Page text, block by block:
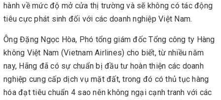
hành về mức độ mở cửa thị trường và sẽ không có tác động
tiêu cực phát sinh đối với các doanh nghiệp Việt Nam.
Ông Đặng Ngọc Hòa, Phó tổng giám đốc Tổng công ty Hàng
không Việt Nam (Vietnam Airlines) cho biết, từ nhiều năm
nay, Hãng đã có sự chuẩn bị đầu tư hoàn thiện các doanh
nghiệp cung cấp dịch vụ mặt đất, trong đó có thủ tục hàng
hóa đạt tiêu chuẩn 4 sao nên không ngại cạnh tranh với các